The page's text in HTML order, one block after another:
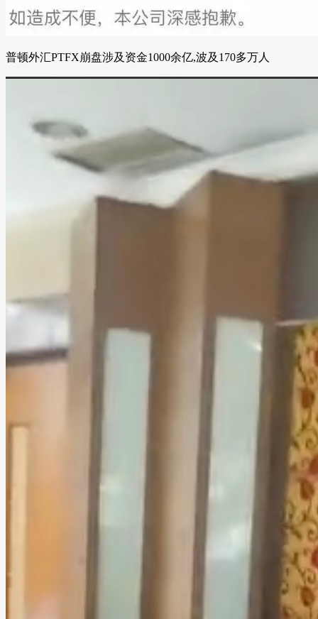
普顿外汇PTFX崩盘涉及资金1000余亿,波及170多万人